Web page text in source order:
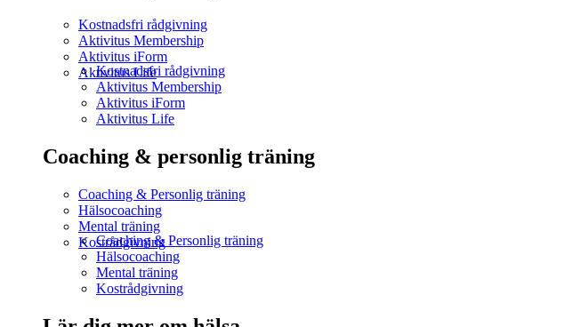
Kostnadsfri rådgivning
Aktivitus Membership
Aktivitus iForm
Aktivitus Life
Kostnadsfri rådgivning
Aktivitus Membership
Aktivitus iForm
Aktivitus Life
Coaching & personlig träning
Coaching & Personlig träning
Hälsocoaching
Mental träning
Kostrådgivning
Coaching & Personlig träning
Hälsocoaching
Mental träning
Kostrådgivning